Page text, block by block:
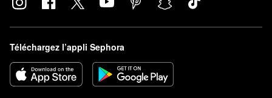
Téléchargez l’appli Sephora